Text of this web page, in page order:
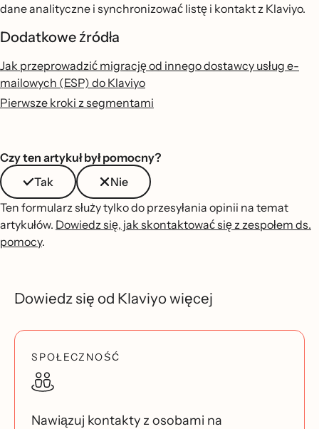
dane analityczne i synchronizować listę i kontakt z Klaviyo.
Dodatkowe źródła
Jak przeprowadzić migrację od innego dostawcy usług e-
mailowych (ESP) do Klaviyo
Pierwsze kroki z segmentami
Czy ten artykuł był pomocny?
Tak
Nie
Ten formularz służy tylko do przesyłania opinii na temat
artykułów. Dowiedz się, jak skontaktować się z zespołem ds.
pomocy.
Dowiedz się od Klaviyo więcej
SPOŁECZNOŚĆ
Nawiązuj kontakty z osobami na